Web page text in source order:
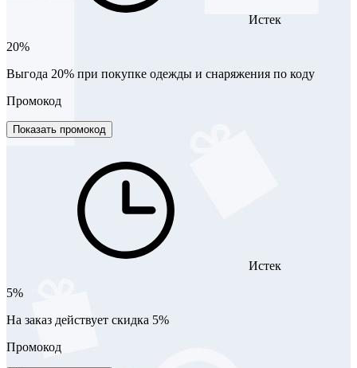
Истек
20%
Выгода 20% при покупке одежды и снаряжения по коду
Промокод
Показать промокод
Истек
5%
На заказ действует скидка 5%
Промокод